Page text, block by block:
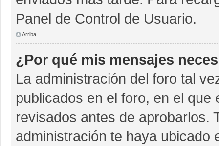
Panel de Control de Usuario.
Arriba
¿Por qué mis mensajes
La administración del foro tal
publicados en el foro, en el
revisados antes de aprobarlos.
administración te haya ubicado